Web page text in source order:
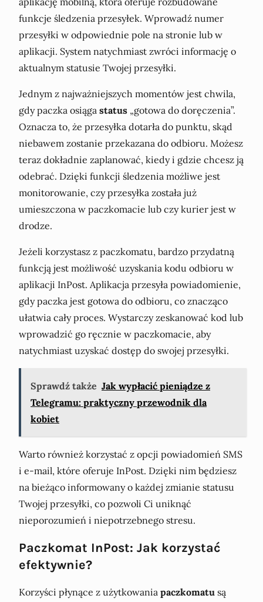
funkcje śledzenia przesyłek. Wprowadź numer
przesyłki w odpowiednie pole na stronie lub w
aplikacji. System natychmiast zwróci informację o
aktualnym statusie Twojej przesyłki.
Jednym z najważniejszych momentów jest chwila,
gdy paczka osiąga status „gotowa do doręczenia”.
Oznacza to, że przesyłka dotarła do punktu, skąd
niebawem zostanie przekazana do odbioru. Możesz
teraz dokładnie zaplanować, kiedy i gdzie chcesz ją
odebrać. Dzięki funkcji śledzenia możliwe jest
monitorowanie, czy przesyłka została już
umieszczona w paczkomacie lub czy kurier jest w
drodze.
Jeżeli korzystasz z paczkomatu, bardzo przydatną
funkcją jest możliwość uzyskania kodu odbioru w
aplikacji InPost. Aplikacja przesyła powiadomienie,
gdy paczka jest gotowa do odbioru, co znacząco
ułatwia cały proces. Wystarczy zeskanować kod lub
wprowadzić go ręcznie w paczkomacie, aby
natychmiast uzyskać dostęp do swojej przesyłki.
Sprawdź także Jak wypłacić pieniądze z
Telegramu: praktyczny przewodnik dla
kobiet
Warto również korzystać z opcji powiadomień SMS
i e-mail, które oferuje InPost. Dzięki nim będziesz
na bieżąco informowany o każdej zmianie statusu
Twojej przesyłki, co pozwoli Ci uniknąć
nieporozumień i niepotrzebnego stresu.
Paczkomat InPost: Jak korzystać
efektywnie?
Korzyści płynące z użytkowania paczkomatu są